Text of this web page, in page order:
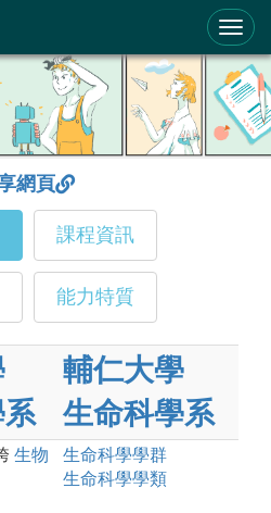
助系統
網頁
課程資訊
能力特質
輔仁大學
生命科學系
生物
生命科學學群
生命科學學類